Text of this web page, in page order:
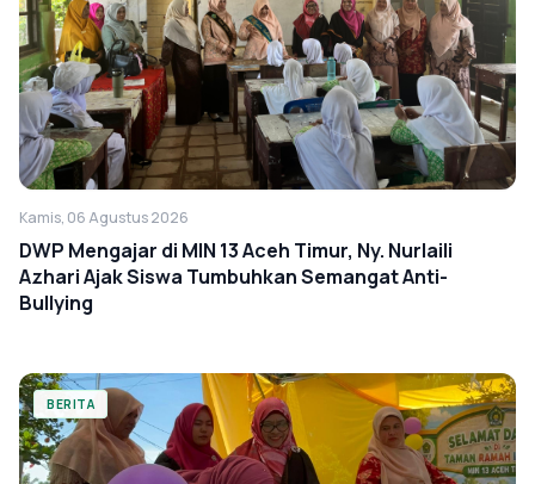
Kamis, 06 Agustus 2026
DWP Mengajar di MIN 13 Aceh Timur, Ny. Nurlaili
Azhari Ajak Siswa Tumbuhkan Semangat Anti-
Bullying
BERITA